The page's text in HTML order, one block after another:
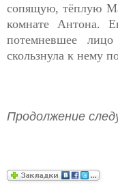
сопящую, тёплую
комнате Антона.
потемневшее
скользнула к нему
Продолжение